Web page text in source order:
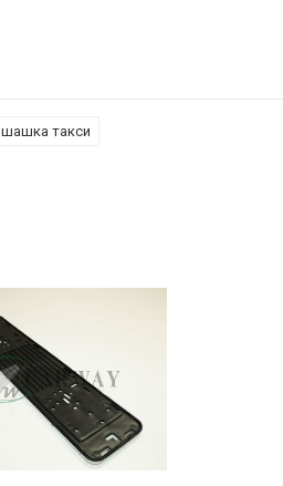
шашка такси